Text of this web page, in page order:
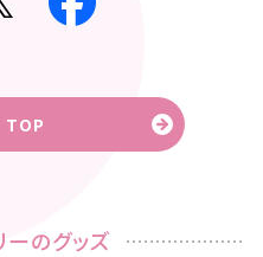
TOP
ーのグッズ